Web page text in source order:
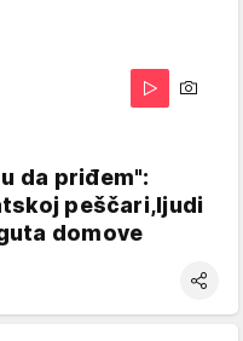
da priđem":
peščari,ljudi
domove